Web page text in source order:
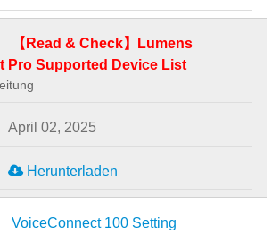
【Read & Check】Lumens
Pro Supported Device List
April 02, 2025
Herunterladen
VoiceConnect 100 Setting